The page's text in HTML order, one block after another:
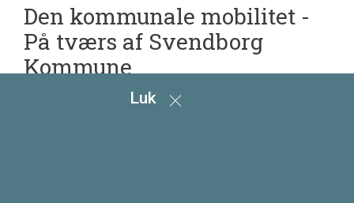
Den kommunale mobilitet -
På tværs af Svendborg
Kommune
I Svendborg Kommune skal det være let at komme
omkring uanset om man bor i Svendborg by, i lokalbyerne,
Luk